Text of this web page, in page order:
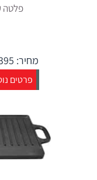
פלטה
מחיר:
פרטים